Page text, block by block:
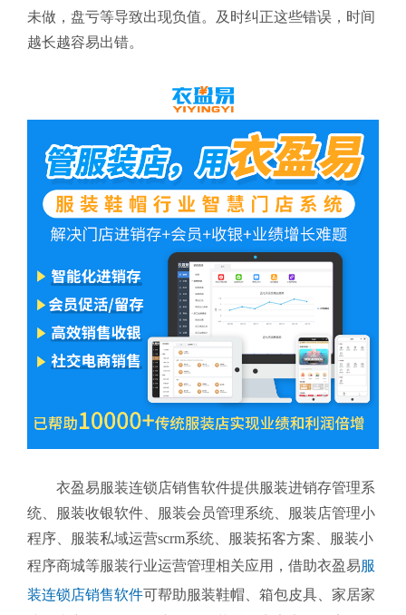
未做，盘亏等导致出现负值。及时纠正这些错误，时间
越长越容易出错。
衣盈易服装连锁店销售软件提供服装进销存管理系
统、服装收银软件、服装会员管理系统、服装店管理小
程序、服装私域运营scrm系统、服装拓客方案、服装小
程序商城等服装行业运营管理相关应用，借助衣盈易服
装连锁店销售软件可帮助服装鞋帽、箱包皮具、家居家